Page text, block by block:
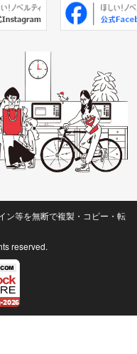
ン等を無断で複製・コピー・転
reserved.